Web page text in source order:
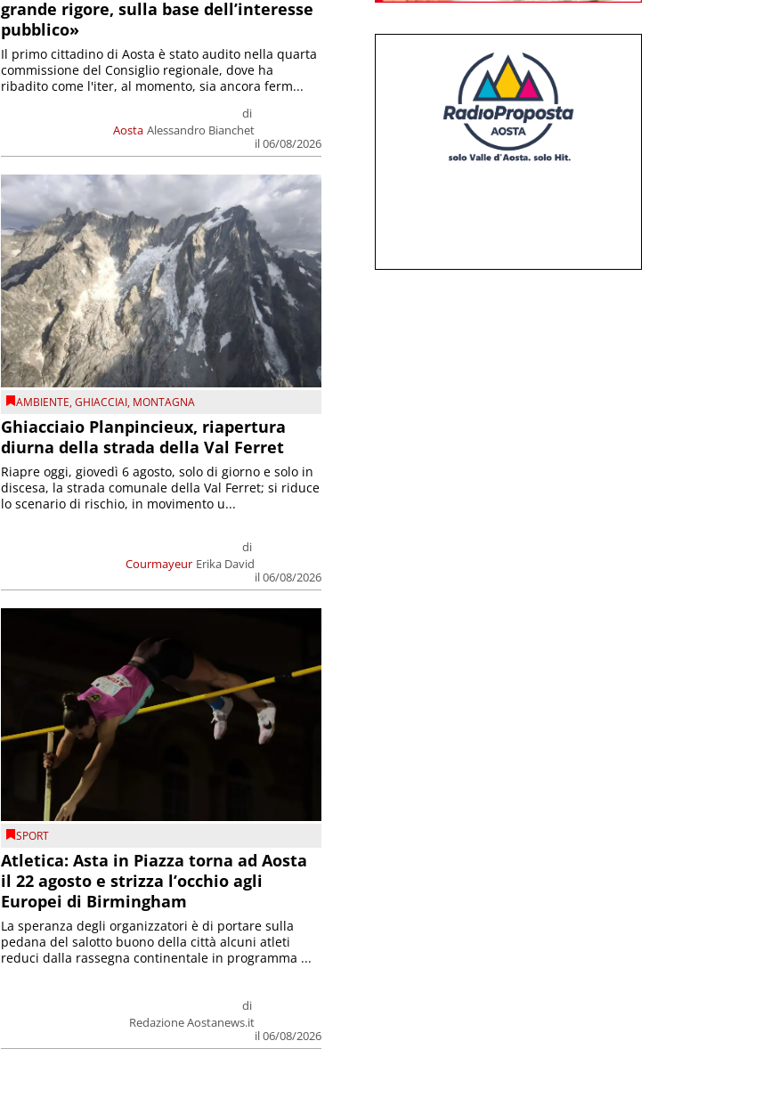
grande rigore, sulla base dell’interesse
pubblico»
Aosta
di
Alessandro Bianchet
il 06/08/2026
Il primo cittadino di Aosta è stato audito nella quarta
commissione del Consiglio regionale, dove ha
ribadito come l'iter, al momento, sia ancora ferm...
AMBIENTE,GHIACCIAI, MONTAGNA
Ghiacciaio Planpincieux, riapertura
diurna della strada della Val Ferret
Courmayeur
di
Erika David
il 06/08/2026
Riapre oggi, giovedì 6 agosto, solo di giorno e solo in
discesa, la strada comunale della Val Ferret; si riduce
lo scenario di rischio, in movimento u...
SPORT
Atletica: Asta in Piazza torna ad Aosta
il 22 agosto e strizza l’occhio agli
Europei di Birmingham
di
Redazione Aostanews.it
il 06/08/2026
La speranza degli organizzatori è di portare sulla
pedana del salotto buono della città alcuni atleti
reduci dalla rassegna continentale in programma ...